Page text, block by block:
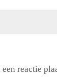
reactie